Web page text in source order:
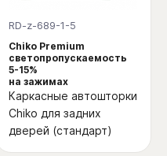
RD-z-689-1-5
Chiko Premium
светопропускаемость
5-15%
на зажимах
Каркасные автошторки
Chiko для задних
дверей (стандарт)